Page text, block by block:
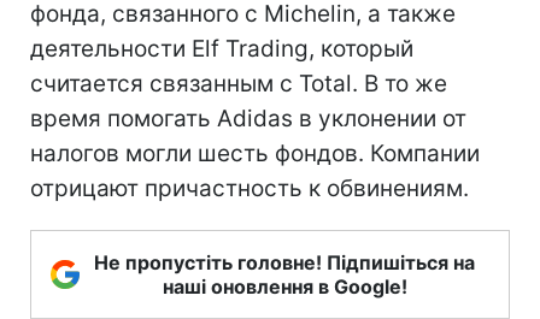
фонда, связанного с Michelin, а также
деятельности Elf Trading, который
считается связанным с Total. В то же
время помогать Adidas в уклонении от
налогов могли шесть фондов. Компании
отрицают причастность к обвинениям.
Не пропустіть головне! Підпишіться на
наші оновлення в Google!